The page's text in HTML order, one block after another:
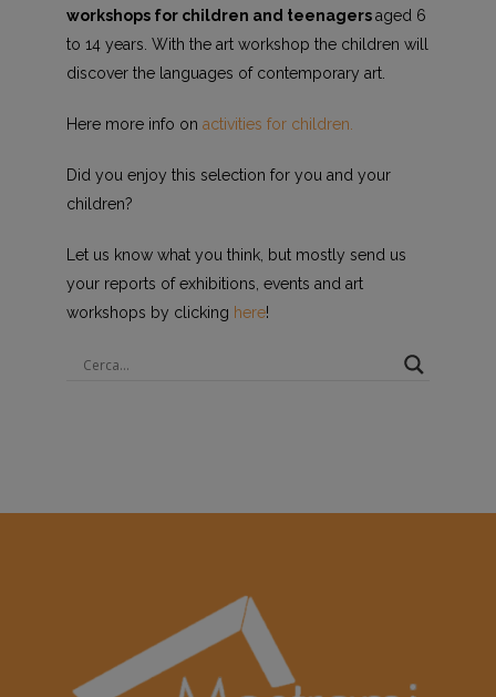
workshops for children and teenagersaged 6
to 14 years. With the art workshop the children will
discover the languages of contemporary art.
Here more info on activities for children.
Did you enjoy this selection for you and your
children?
Let us know what you think, but mostly send us
your reports of exhibitions, events and art
workshops by clicking here!